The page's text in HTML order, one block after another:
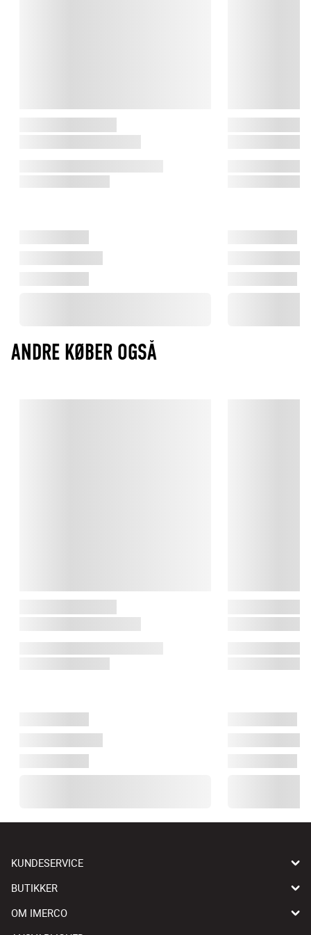
desto længere holder kniven sig skarp – men den kan være
sværere at slibe. Lavere HRC gør kniven nemmere at
HRC en vigtig indikator for både kvalitet og levetid.
ANDRE KØBER OGSÅ
KUNDESERVICE
BUTIKKER
OM IMERCO